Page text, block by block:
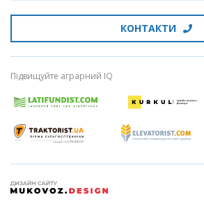
КОНТАКТИ
Підвищуйте аграрний IQ